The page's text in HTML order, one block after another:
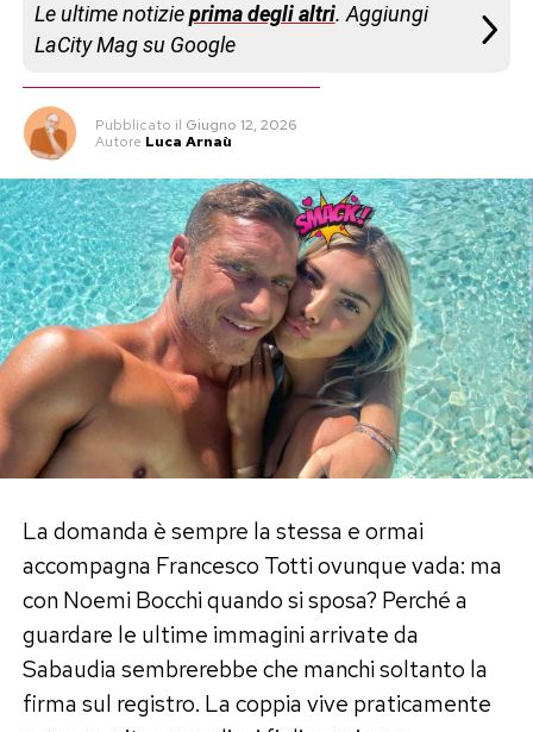
Le ultime notizieprima degli altri. Aggiungi
LaCity Mag su Google
Pubblicato il Giugno 12, 2026
Autore Luca Arnaù
La domanda è sempre la stessa e ormai
accompagna Francesco Totti ovunque vada: ma
con Noemi Bocchi quando si sposa? Perché a
guardare le ultime immagini arrivate da
Sabaudia sembrerebbe che manchi soltanto la
firma sul registro. La coppia vive praticamente